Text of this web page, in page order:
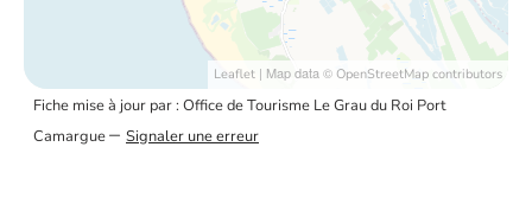
Leaflet | Map data © OpenStreetMap contributors
Fiche mise à jour par : Office de Tourisme Le Grau du Roi Port
Camargue– Signaler une erreur